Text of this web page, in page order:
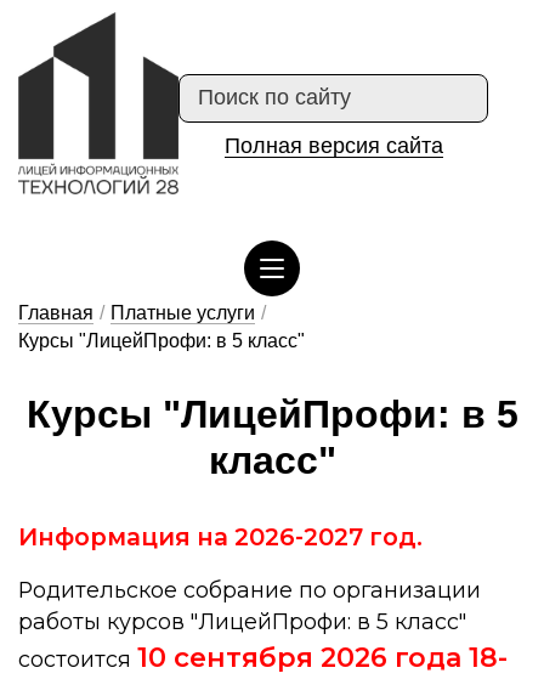
Полная версия сайта
Главная / Платные услуги /
Курсы "ЛицейПрофи: в 5 класс"
Кур­сы "Ли­цей­Про­фи: в 5
класс"
Информация на 2026-2027 год.
Родительское собрание по организации
работы курсов "ЛицейПрофи: в 5 класс"
состоится 10 сентября 2026 года 18-